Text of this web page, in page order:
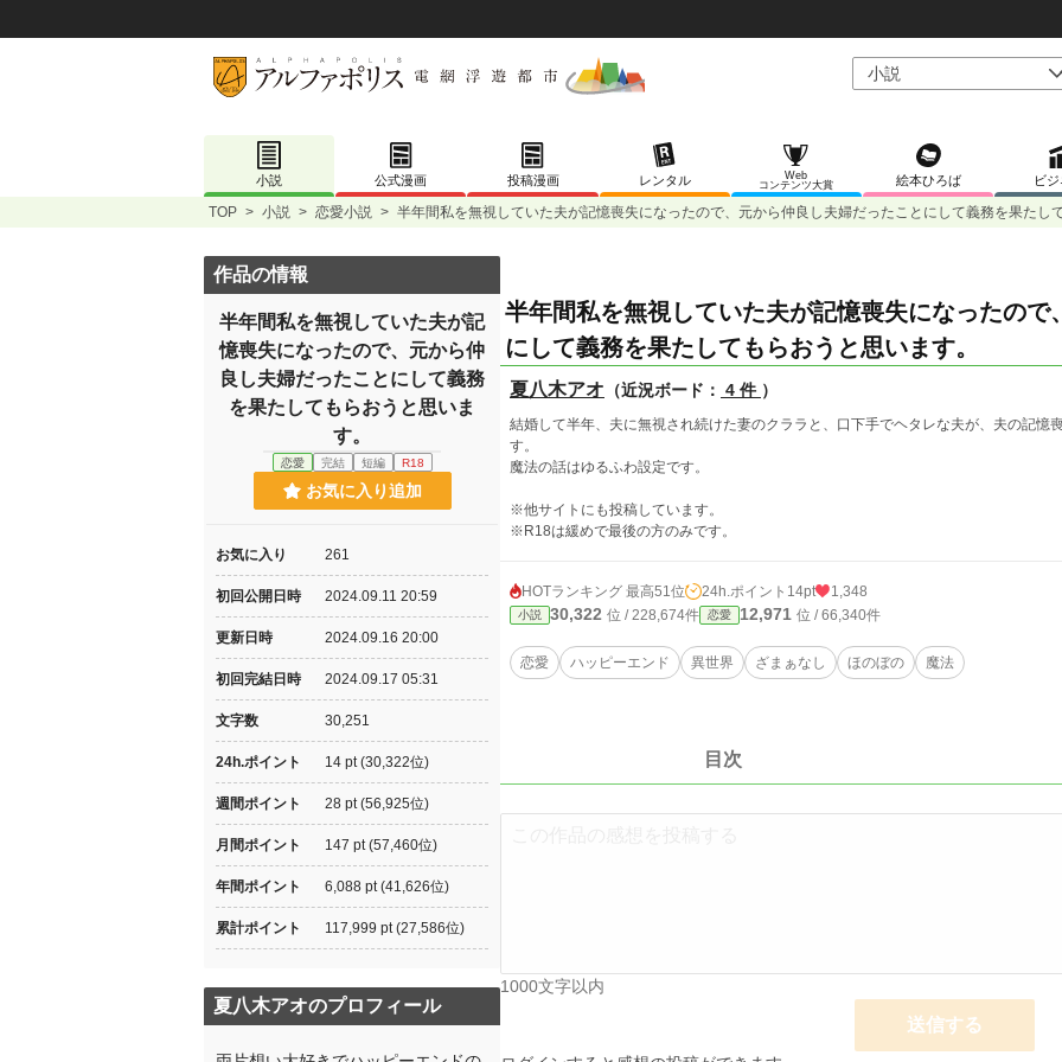
小説 公式漫画 投稿漫画 レンタル
Web
コンテンツ大賞
絵本ひろば ビ
TOP > 小説 > 恋愛小説 > 半年間私を無視していた夫が記憶喪失になったので、元から仲良し夫婦だったことにして義務を果たし
半年間私を無視していた夫が記憶喪失になったの
にして義務を果たしてもらおうと思います。
夏八木アオ （近況ボード： 4 件 ）
結婚して半年、夫に無視され続けた妻のクララと、口下手でヘタレな夫が、夫の記憶
す。
魔法の話はゆるふわ設定です。
※他サイトにも投稿しています。
※R18は緩めで最後の方のみです。
HOTランキング 最高51位 24h.ポイント 14pt 1,348
小説 30,322 位 / 228,674件 恋愛 12,971 位 / 66,340件
恋愛 ハッピーエンド 異世界 ざまぁなし ほのぼの 魔法
目次
1000文字以内
送信する
作品の情報
半年間私を無視していた夫が記
憶喪失になったので、元から仲
良し夫婦だったことにして義務
を果たしてもらおうと思いま
す。
恋愛 完結 短編 R18
お気に入り追加
お気に入り 261
初回公開日時 2024.09.11 20:59
更新日時 2024.09.16 20:00
初回完結日時 2024.09.17 05:31
文字数 30,251
24h.ポイント 14 pt (30,322位)
週間ポイント 28 pt (56,925位)
月間ポイント 147 pt (57,460位)
年間ポイント 6,088 pt (41,626位)
累計ポイント 117,999 pt (27,586位)
夏八木アオのプロフィール